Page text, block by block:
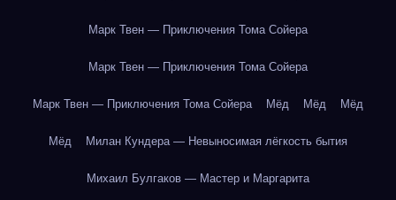
Марк Твен — Приключения Тома Сойера
Марк Твен — Приключения Тома Сойера
Марк Твен — Приключения Тома Сойера Мёд Мёд Мёд
Мёд Милан Кундера — Невыносимая лёгкость бытия
Михаил Булгаков — Мастер и Маргарита